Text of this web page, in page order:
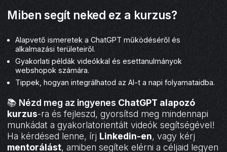
Miben segít neked ez a kurzus?
Alapvető ismeretek a ChatGPT működéséről és
alkalmazási területeiről.
Gyakorlati példák videókkal és esettanulmányok
webshopok számára.
Tippek, hogyan integrálhatod az AI-t a napi folyamataidba.
📚 Nézd meg az ingyenes ChatGPT alapozó
kurzus-ra és fejleszd, gyorsítsd meg mindennapi
munkádat a gyakorlatorientált videók segítségével!
Ha kérdésed lenne, írj Linkedin-en, vagy kérj
mentorálást, amiben segítek elérni a céljaid legyen